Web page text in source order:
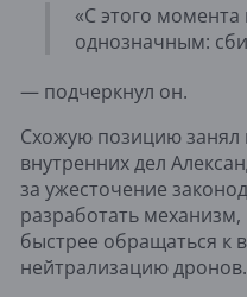
«С этого
однозначным:
— подчеркнул он.
Схожую позицию
внутренних дел
за ужесточение
разработать
быстрее обращаться к
нейтрализацию дронов.